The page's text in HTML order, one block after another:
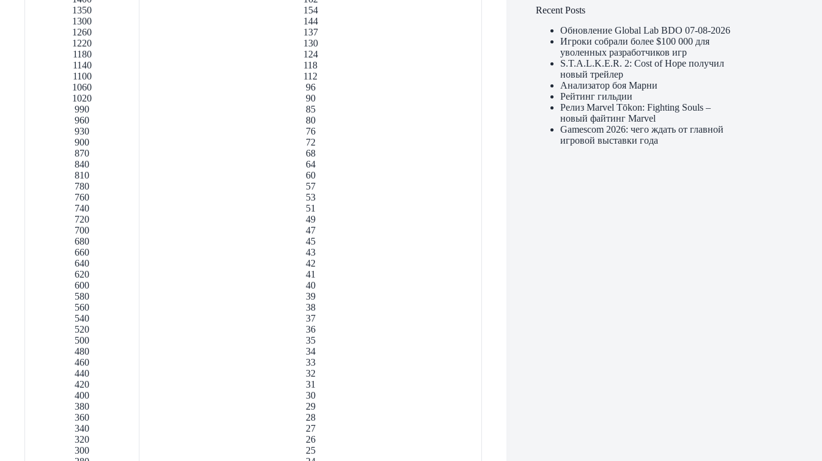
1350
1300
1260
1220
1180
1140
1100
1060
1020
990
960
930
900
870
840
810
780
760
740
720
700
680
660
640
620
600
580
560
540
520
500
480
460
440
420
400
380
360
340
320
300
154
144
137
130
124
118
112
96
90
85
80
76
72
68
64
60
57
53
51
49
47
45
43
42
41
40
39
38
37
36
35
34
33
32
31
30
29
28
27
26
25
Recent Posts
Обновление Global Lab BDO 07-08-2026
Игроки собрали более $100 000 для
уволенных разработчиков игр
S.T.A.L.K.E.R. 2: Cost of Hope получил
новый трейлер
Анализатор боя Марни
Рейтинг гильдии
Релиз Marvel Tōkon: Fighting Souls –
новый файтинг Marvel
Gamescom 2026: чего ждать от главной
игровой выставки года